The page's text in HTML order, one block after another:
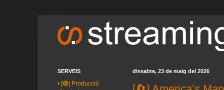
dissabte, 23 de maig del 2026
SERVEIS
• [🔴] Producció